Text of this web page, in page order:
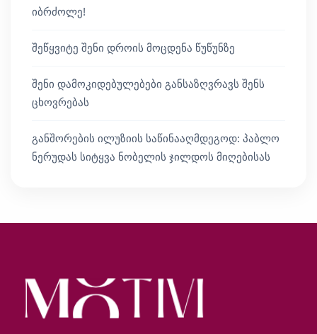
იბრძოლე!
შეწყვიტე შენი დროის მოცდენა წუწუნზე
შენი დამოკიდებულებები განსაზღვრავს შენს
ცხოვრებას
განშორების ილუზიის საწინააღმდეგოდ: პაბლო
ნერუდას სიტყვა ნობელის ჯილდოს მიღებისას